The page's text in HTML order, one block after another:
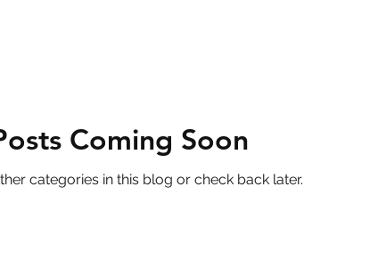
Coming Soon
categories in this blog or check back later.